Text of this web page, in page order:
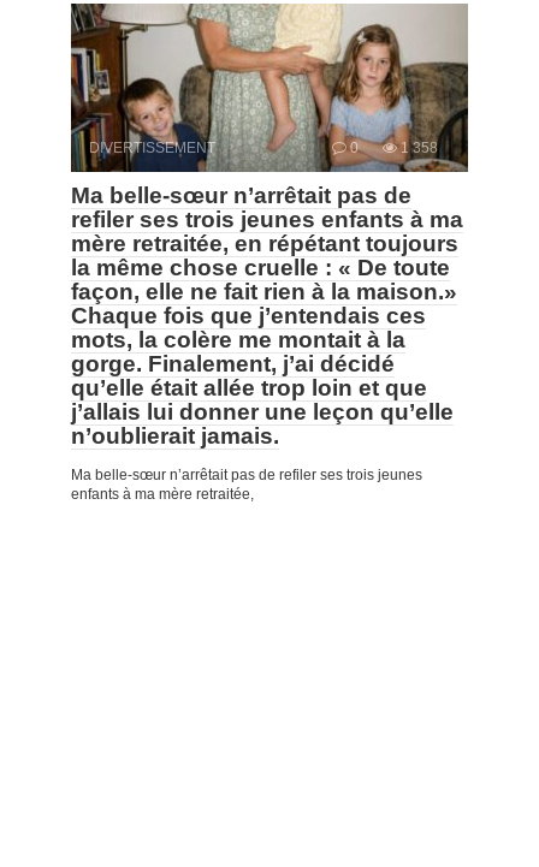
DIVERTISSEMENT 0 1 358
Ma belle-sœur n’arrêtait pas de
refiler ses trois jeunes enfants à ma
mère retraitée, en répétant toujours
la même chose cruelle : « De toute
façon, elle ne fait rien à la maison.»
Chaque fois que j’entendais ces
mots, la colère me montait à la
gorge. Finalement, j’ai décidé
qu’elle était allée trop loin et que
j’allais lui donner une leçon qu’elle
n’oublierait jamais.
Ma belle-sœur n’arrêtait pas de refiler ses trois jeunes
enfants à ma mère retraitée,